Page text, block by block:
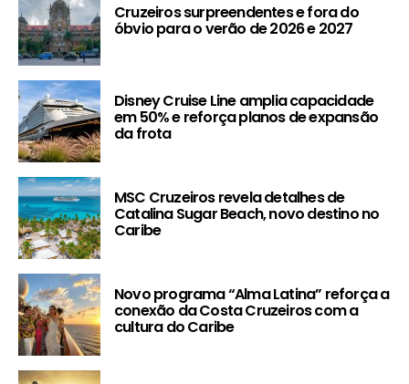
Cruzeiros surpreendentes e fora do
óbvio para o verão de 2026 e 2027
Disney Cruise Line amplia capacidade
em 50% e reforça planos de expansão
da frota
MSC Cruzeiros revela detalhes de
Catalina Sugar Beach, novo destino no
Caribe
Novo programa “Alma Latina” reforça a
conexão da Costa Cruzeiros com a
cultura do Caribe